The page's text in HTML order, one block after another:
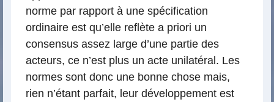
norme par rapport à une spécification
ordinaire est qu’elle reflète a priori un
consensus assez large d’une partie des
acteurs, ce n’est plus un acte unilatéral. Les
normes sont donc une bonne chose mais,
rien n’étant parfait, leur développement est